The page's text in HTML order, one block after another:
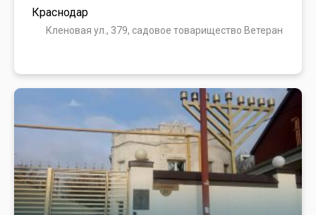
Краснодар
Кленовая ул., 379, садовое товарищество Ветеран